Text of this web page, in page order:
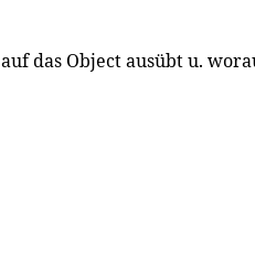
auf das Object ausübt u.